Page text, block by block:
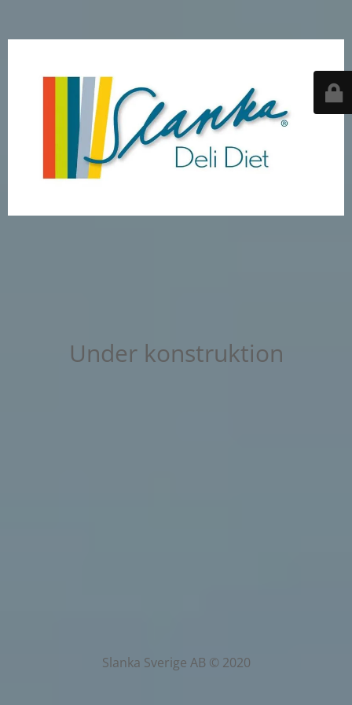
Under konstruktion
Slanka Sverige AB © 2020